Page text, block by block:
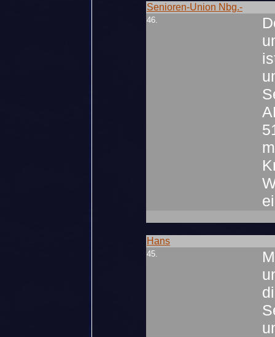
Senioren-Union Nbg.-
46.
Hans
45.